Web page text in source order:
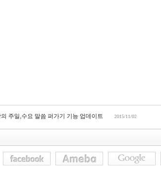
주일,수요 말씀 퍼가기 기능 업데이트 2015/11/02